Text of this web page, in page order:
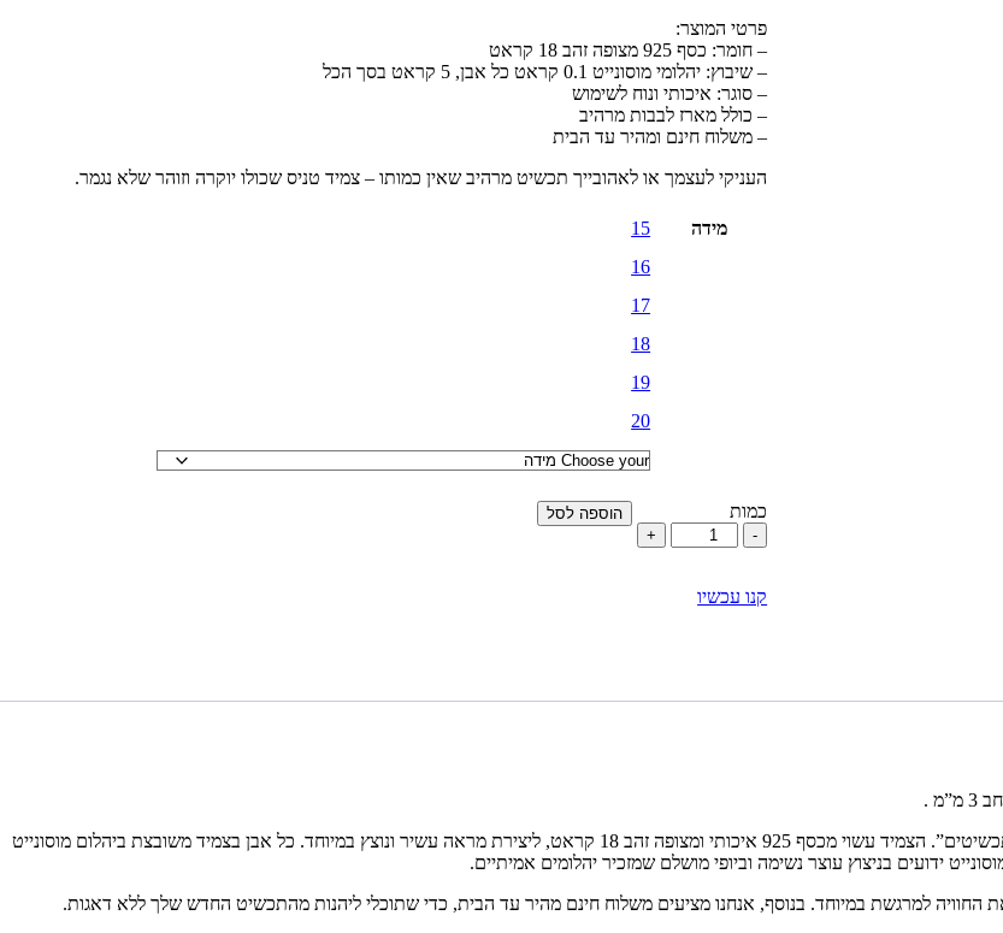
פרטי המוצר:
– חומר: כסף 925 מצופה זהב 18 קראט
– שיבוץ: יהלומי מוסונייט 0.1 קראט כל אבן, 5 קראט בסך הכל
– סוגר: איכותי ונוח לשימוש
– כולל מארז לבבות מרהיב
– משלוח חינם ומהיר עד הבית
העניקי לעצמך או לאהובייך תכשיט מרהיב שאין כמותו – צמיד טניס שכולו יוקרה וזוהר שלא נגמר.
מידה
15
16
17
18
19
20
כמות
כמות
של
טניס
הוספה לסל
קנו עכשיו
תוסיפי נגיעה של יוקרה ואלגנטיות לכל הופעה עם צמיד הטניס המרהיב מבית “שי לי תכשיטים”. הצמיד עשוי מכסף 925 איכותי ומצופה זהב 18 קראט, ליצירת מראה עשיר ונוצץ במיוחד. כל אבן בצמיד משובצת ביהלום מוסונייט
החוויה למרגשת במיוחד. בנוסף, אנחנו מציעים משלוח חינם מהיר עד הבית, כדי שתוכלי ליהנות מהתכשיט החדש שלך ללא דאגות.